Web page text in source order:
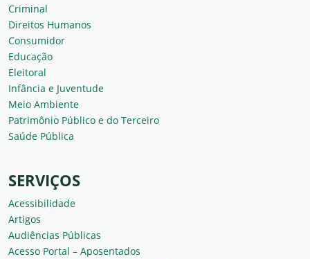
Criminal
Direitos Humanos
Consumidor
Educação
Eleitoral
Infância e Juventude
Meio Ambiente
Patrimônio Público e do Terceiro
Saúde Pública
SERVIÇOS
Acessibilidade
Artigos
Audiências Públicas
Acesso Portal – Aposentados